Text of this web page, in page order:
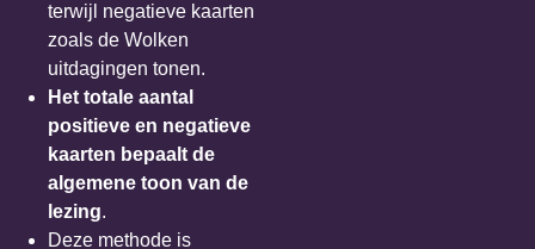
terwijl negatieve kaarten
zoals de Wolken
uitdagingen tonen.
Het totale aantal
positieve en negatieve
kaarten bepaalt de
algemene toon van de
lezing.
Deze methode is